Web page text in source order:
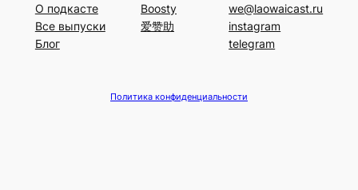
с
к
О подкасте
Все выпуски
Блог
Boosty
爱赞助
we@laowaicast.ru
instagram
telegram
Политика конфиденциальности